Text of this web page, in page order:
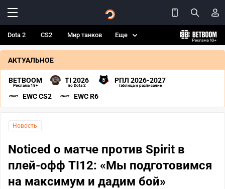
Dota 2 CS2 Мир танков Еще
АКТУАЛЬНОЕ
BETBOOM
Реклама 18+
TI 2026
по Dota 2
РПЛ 2026-2027
таблица и расписание
EWC CS2 EWC R6
Новость
Noticed о матче против Spirit в
плей-офф TI12: «Мы подготовимся
на максимум и дадим бой»